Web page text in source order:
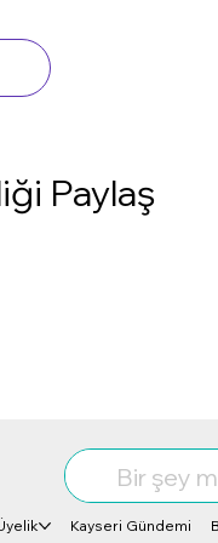
Paylaş
Kayseri Gündemi